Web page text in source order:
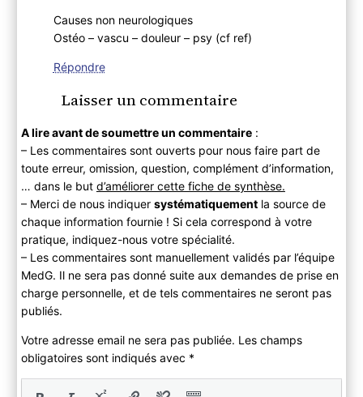
Causes non neurologiques
Ostéo – vascu – douleur – psy (cf ref)
Répondre
Laisser un commentaire
A lire avant de soumettre un commentaire:
– Les commentaires sont ouverts pour nous faire part de
toute erreur, omission, question, complément d’information,
… dans le but d’améliorer cette fiche de synthèse.
– Merci de nous indiquer systématiquementla source de
chaque information fournie ! Si cela correspond à votre
pratique, indiquez-nous votre spécialité.
– Les commentaires sont manuellement validés par l’équipe
MedG. Il ne sera pas donné suite aux demandes de prise en
charge personnelle, et de tels commentaires ne seront pas
publiés.
Votre adresse email ne sera pas publiée. Les champs
obligatoires sont indiqués avec *